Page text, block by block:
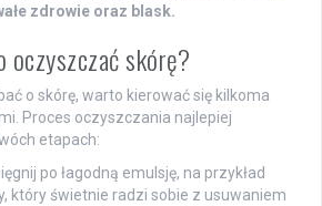
zdrowie oraz blask.
oczyszczać skórę?
o skórę, warto kierować się kilkoma
Proces oczyszczania najlepiej
etapach:
po łagodną emulsję, na przykład
który świetnie radzi sobie z usuwaniem